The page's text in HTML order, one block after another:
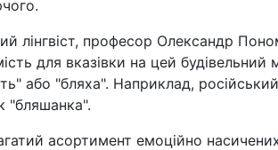
лінгвіст, професор Олександр
для вказівки на цей
або "бляха". Наприклад,
"бляшанка".
асортимент емоційно